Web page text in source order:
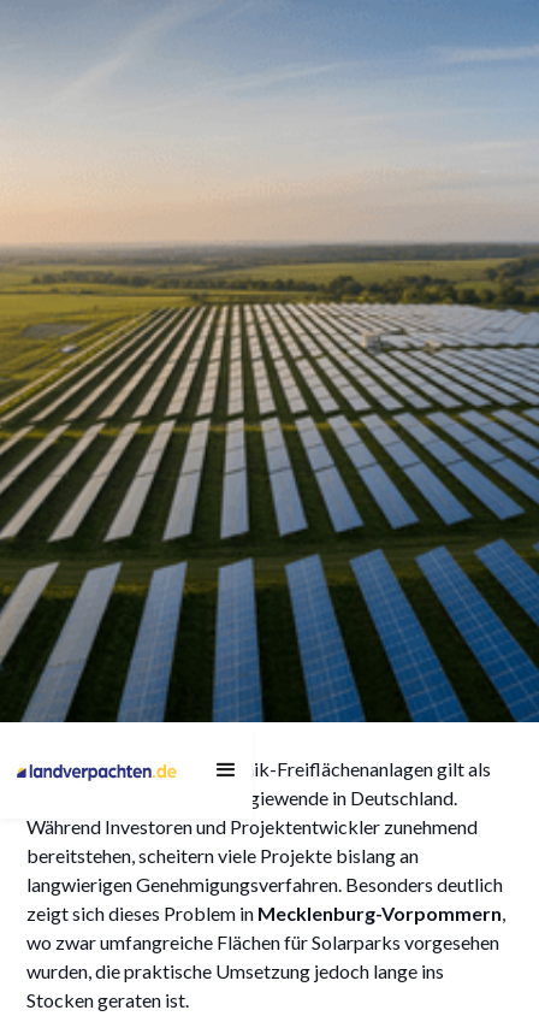
Genehmigungen für
Photovoltaik-
Freiflächenanlagen in
Mecklenburg-
Vorpommern: Was
Flächeneigentümer jetzt
Der Ausbau von Photovoltaik-Freiflächenanlagen gilt als
zentraler Baustein der Energiewende in Deutschland.
Während Investoren und Projektentwickler zunehmend
bereitstehen, scheitern viele Projekte bislang an
langwierigen Genehmigungsverfahren. Besonders deutlich
zeigt sich dieses Problem in Mecklenburg-Vorpommern,
wo zwar umfangreiche Flächen für Solarparks vorgesehen
wurden, die praktische Umsetzung jedoch lange ins
Stocken geraten ist.